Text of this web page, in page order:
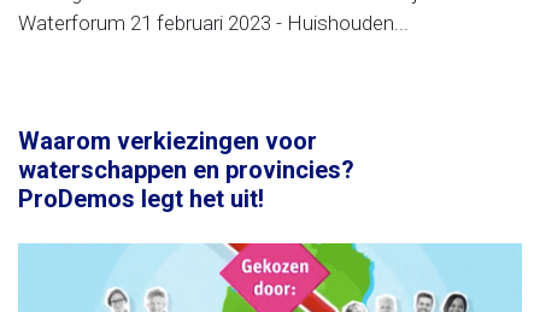
Waterforum 21 februari 2023 - Huishouden...
Waarom verkiezingen voor
waterschappen en provincies?
ProDemos legt het uit!